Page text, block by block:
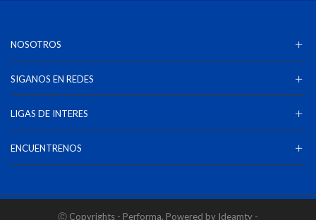
NOSOTROS
SIGANOS EN REDES
LIGAS DE INTERES
ENCUENTRENOS
Ⓒ Copyrights - Performa. Powered by Ideamty -